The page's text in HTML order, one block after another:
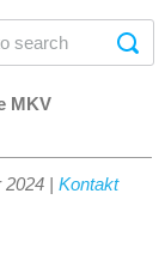
MKV
2024 |Kontakt